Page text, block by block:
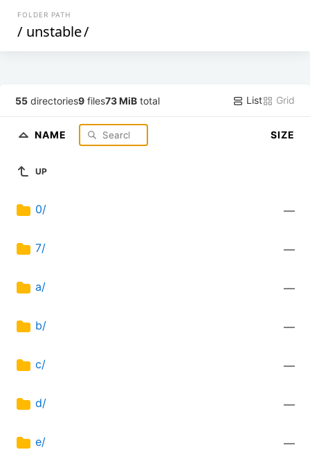
FOLDER PATH
/ unstable/
55 directories9 files73 MiB total List Grid
NAME SIZE
UP
0/ —
7/ —
a/ —
b/ —
c/ —
d/ —
e/ —